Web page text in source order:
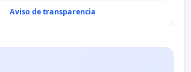
Aviso de transparencia